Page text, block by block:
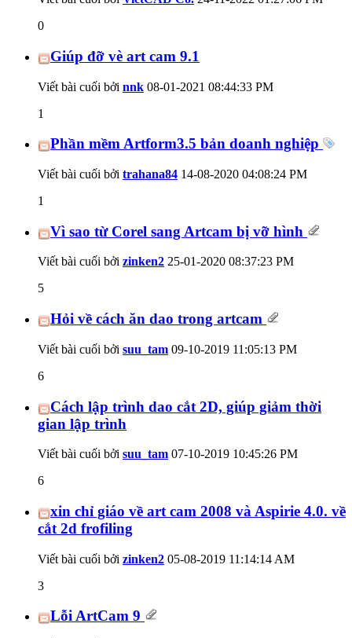
0
Giúp đỡ vè art cam 9.1
Viết bài cuối bởi nnk 08-01-2021 08:44:33 PM
1
Phần mềm Artform3.5 bản doanh nghiệp
Viết bài cuối bởi trahana84 14-08-2020 04:08:24 PM
1
Vì sao từ Corel sang Artcam bị vỡ hình
Viết bài cuối bởi zinken2 25-01-2020 08:37:23 PM
5
Hỏi về cách ăn dao trong artcam
Viết bài cuối bởi suu_tam 09-10-2019 11:05:13 PM
6
Cách lập trình dao cắt 2D, giúp giảm thời
gian lập trình
Viết bài cuối bởi suu_tam 07-10-2019 10:45:26 PM
6
xin chỉ giáo về art cam 2008 và Aspirie 4.0. về
cắt 2d frofiling
Viết bài cuối bởi zinken2 05-08-2019 11:14:14 AM
3
Lỗi ArtCam 9